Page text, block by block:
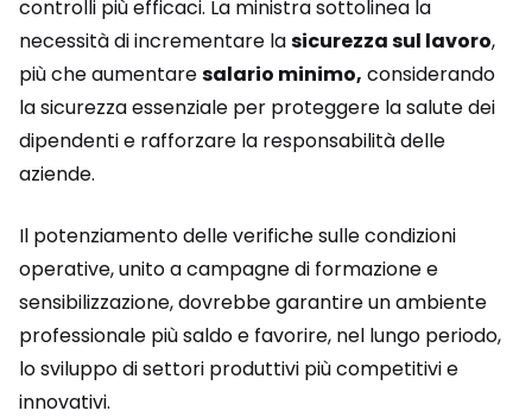
controlli più efficaci. La ministra sottolinea la
necessità di incrementare lasicurezza sul lavoro,
più che aumentaresalario minimo, considerando
la sicurezza essenziale per proteggere la salute dei
dipendenti e rafforzare la responsabilità delle
aziende.
Il potenziamento delle verifiche sulle condizioni
operative, unito a campagne di formazione e
sensibilizzazione, dovrebbe garantire un ambiente
professionale più saldo e favorire, nel lungo periodo,
lo sviluppo di settori produttivi più competitivi e
innovativi.